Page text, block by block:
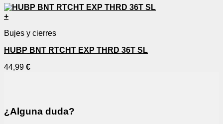
+
Bujes y cierres
HUBP BNT RTCHT EXP THRD 36T SL
44,99 €
¿Alguna duda?